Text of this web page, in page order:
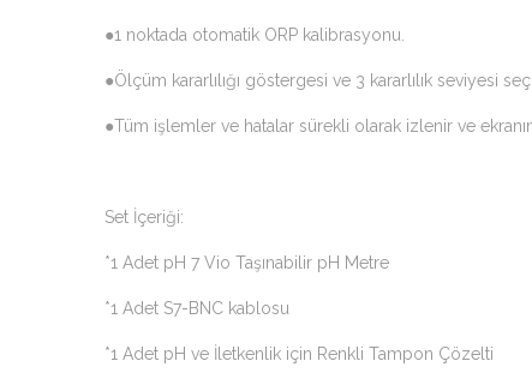
●1 noktada otomatik ORP kalibrasyonu.
●Ölçüm kararlılığı göstergesi ve 3 kararlılık seviyesi
●Tüm işlemler ve hatalar sürekli olarak izlenir ve
Set İçeriği:
*1 Adet pH 7 Vio Taşınabilir pH Metre
*1 Adet S7-BNC kablosu
*1 Adet pH ve İletkenlik için Renkli Tampon Çözelti